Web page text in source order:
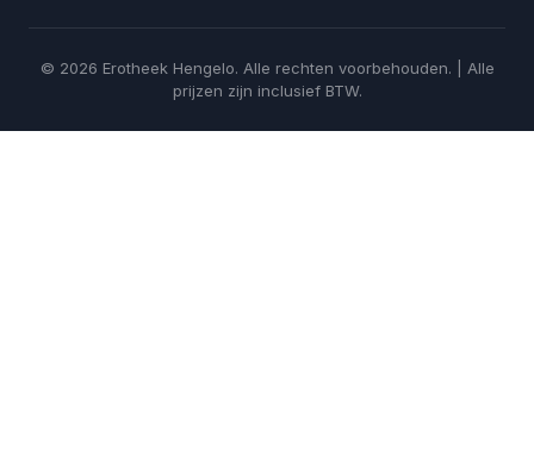
© 2026 Erotheek Hengelo. Alle rechten voorbehouden. | Alle
prijzen zijn inclusief BTW.